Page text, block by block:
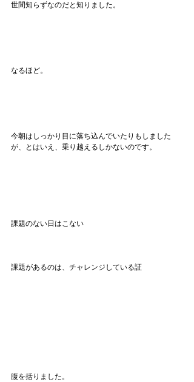
世間知らずなのだと知りました。
なるほど。
今朝はしっかり目に落ち込んでいたりもしました
が、とはいえ、乗り越えるしかないのです。
課題のない日はこない
課題があるのは、チャレンジしている証
腹を括りました。